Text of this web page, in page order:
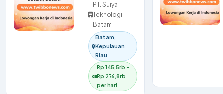
PT. Surya
Teknologi
Batam
Batam,
Kepulauan
Riau
Rp 145,5rb –
Rp 276,8rb
per hari